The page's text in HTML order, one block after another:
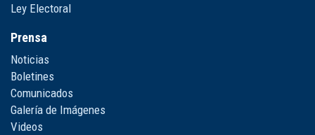
Ley Electoral
Prensa
Noticias
Boletines
Comunicados
Galería de Imágenes
Videos